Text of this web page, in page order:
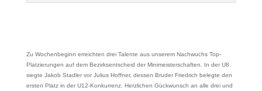
Zu Wochenbeginn erreichten drei Talente aus unserem Nachwuchs Top-
Platzierungen auf dem Bezirksentscheid der Minimeisterschaften. In der U8
siegte Jakob Stadler vor Julius Hoffner, dessen Bruder Friedrich belegte den
ersten Platz in der U12-Konkurrenz. Herzlichen Gückwunsch an alle drei und